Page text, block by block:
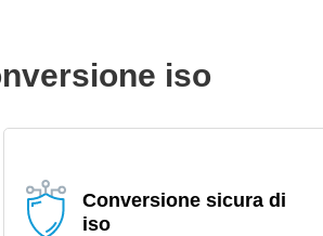
iso
Conversione sicura di
iso